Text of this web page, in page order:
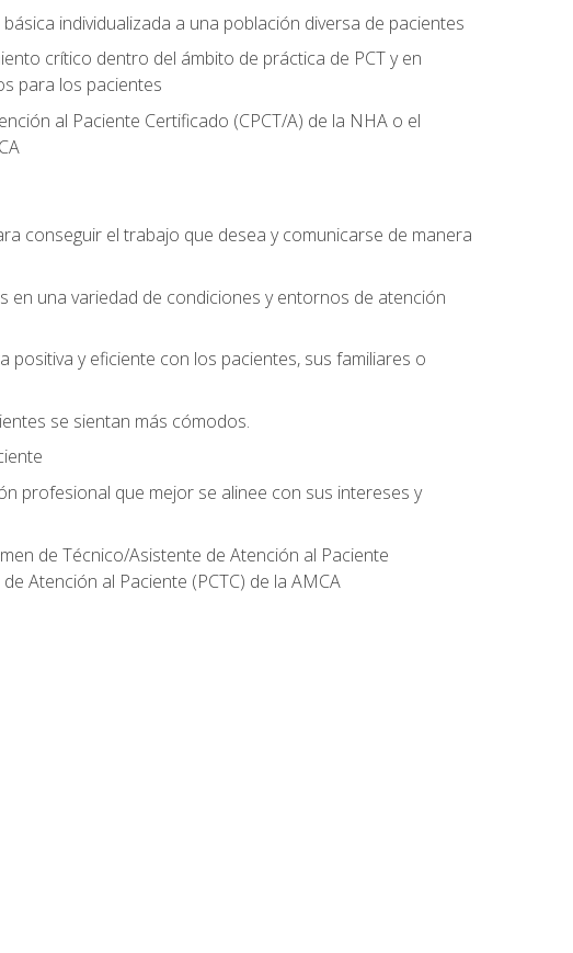
individualizada a una población diversa de pacientes
crítico dentro del ámbito de práctica de PCT y en
para los pacientes
al Paciente Certificado (CPCT/A) de la NHA o el
conseguir el trabajo que desea y comunicarse de manera
una variedad de condiciones y entornos de atención
y eficiente con los pacientes, sus familiares o
se sientan más cómodos.
profesional que mejor se alinee con sus intereses y
de Técnico/Asistente de Atención al Paciente
Atención al Paciente (PCTC) de la AMCA